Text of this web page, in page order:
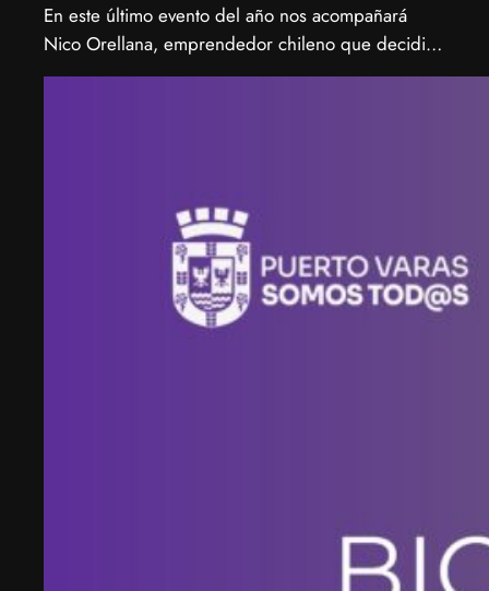
En este último evento del año nos acompañará
Nico Orellana, emprendedor chileno que decidió
no ser gerente, sino constructor de impacto.
acelerada por 500 Startups en Silicon Valley.